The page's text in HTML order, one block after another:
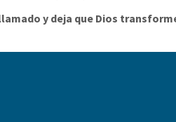
y deja que Dios